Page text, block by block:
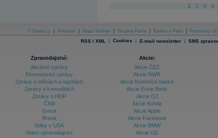
1 2 3 4
O Patria.cz Reklama Mapa Stránek Skupina Patria Kariéra v Patrii Podmínky
RSS / XML | Cookies | E-mail newsletter | SMS
Zpravodajství:
Akciové zprávy
Ekonomické zprávy
Zprávy o měnách a sazbách
Zprávy o komoditách
Zprávy o HDP
ČNB
Grexit
Brexit
Volby v USA
Video zpravodajství
Akcie:
Akcie ČEZ
Akcie NWR
Akcie Komerční banka
Akcie Erste Bank
Akcie O2
Akcie Kofola
Akcie Apple
Akcie Facebook
Akcie BMW
Akcie GE